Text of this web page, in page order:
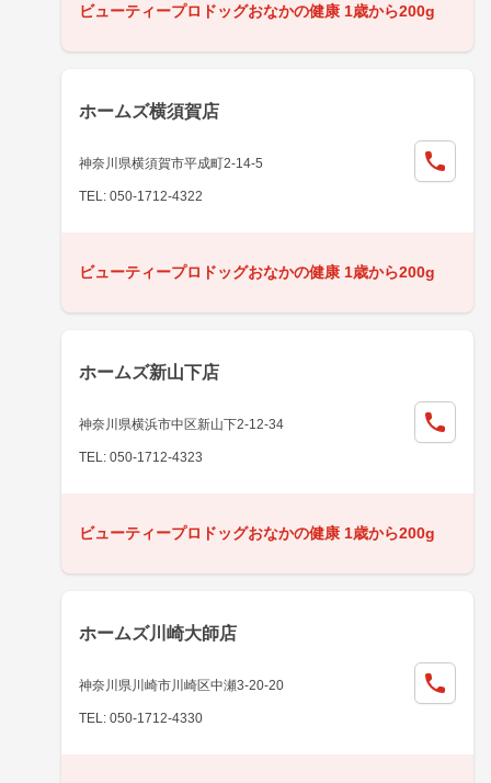
ビューティープロドッグおなかの健康 1歳から200g
ホームズ横須賀店
神奈川県横須賀市平成町2-14-5
TEL: 050-1712-4322
ビューティープロドッグおなかの健康 1歳から200g
ホームズ新山下店
神奈川県横浜市中区新山下2-12-34
TEL: 050-1712-4323
ビューティープロドッグおなかの健康 1歳から200g
ホームズ川崎大師店
神奈川県川崎市川崎区中瀬3-20-20
TEL: 050-1712-4330